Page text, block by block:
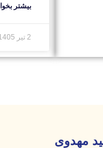
بیشتر
2 تیر 1405
مهدوی